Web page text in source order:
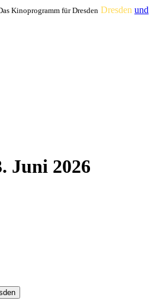
Kinoprogramm für Dresden Dresden und
Juni 2026